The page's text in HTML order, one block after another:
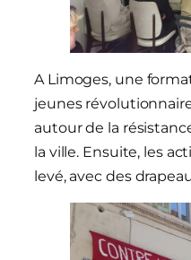
A Limoges, une
jeunes
autour de la
la ville. Ensuite, les
levé, avec des